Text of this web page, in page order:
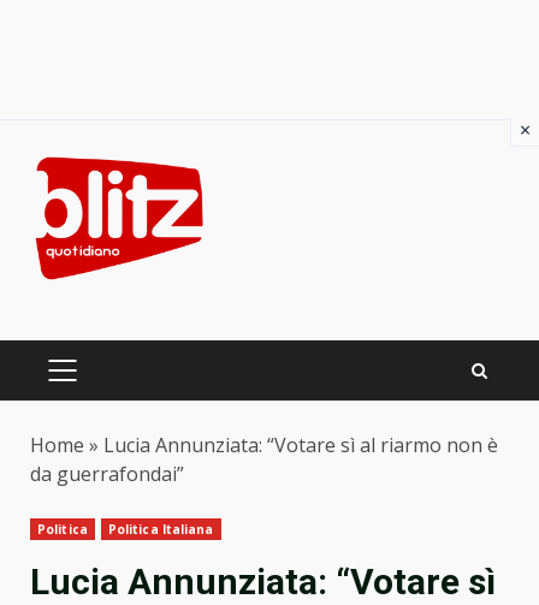
content
PRIMARY
Home » Lucia Annunziata: “Votare sì al riarmo non è
da guerrafondai”
Politica Politica Italiana
Lucia Annunziata: “Votare sì
×